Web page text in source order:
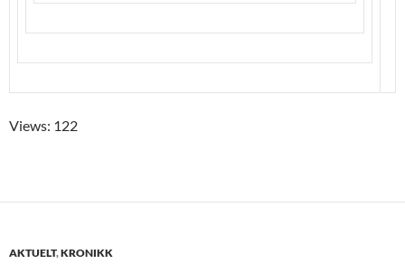
Views: 122
AKTUELT,KRONIKK